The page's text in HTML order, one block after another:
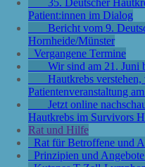
35. Deutscher
Patient:innen im Dialog
Bericht vom 9.
Hornheide/Münster
Vergangene Termine
Wir sind am 21. Juni
Hautkrebs
Patientenveranstaltung
Jetzt online
Hautkrebs im Survivors
Rat und Hilfe
Rat für Betroffene und
Prinzipien und